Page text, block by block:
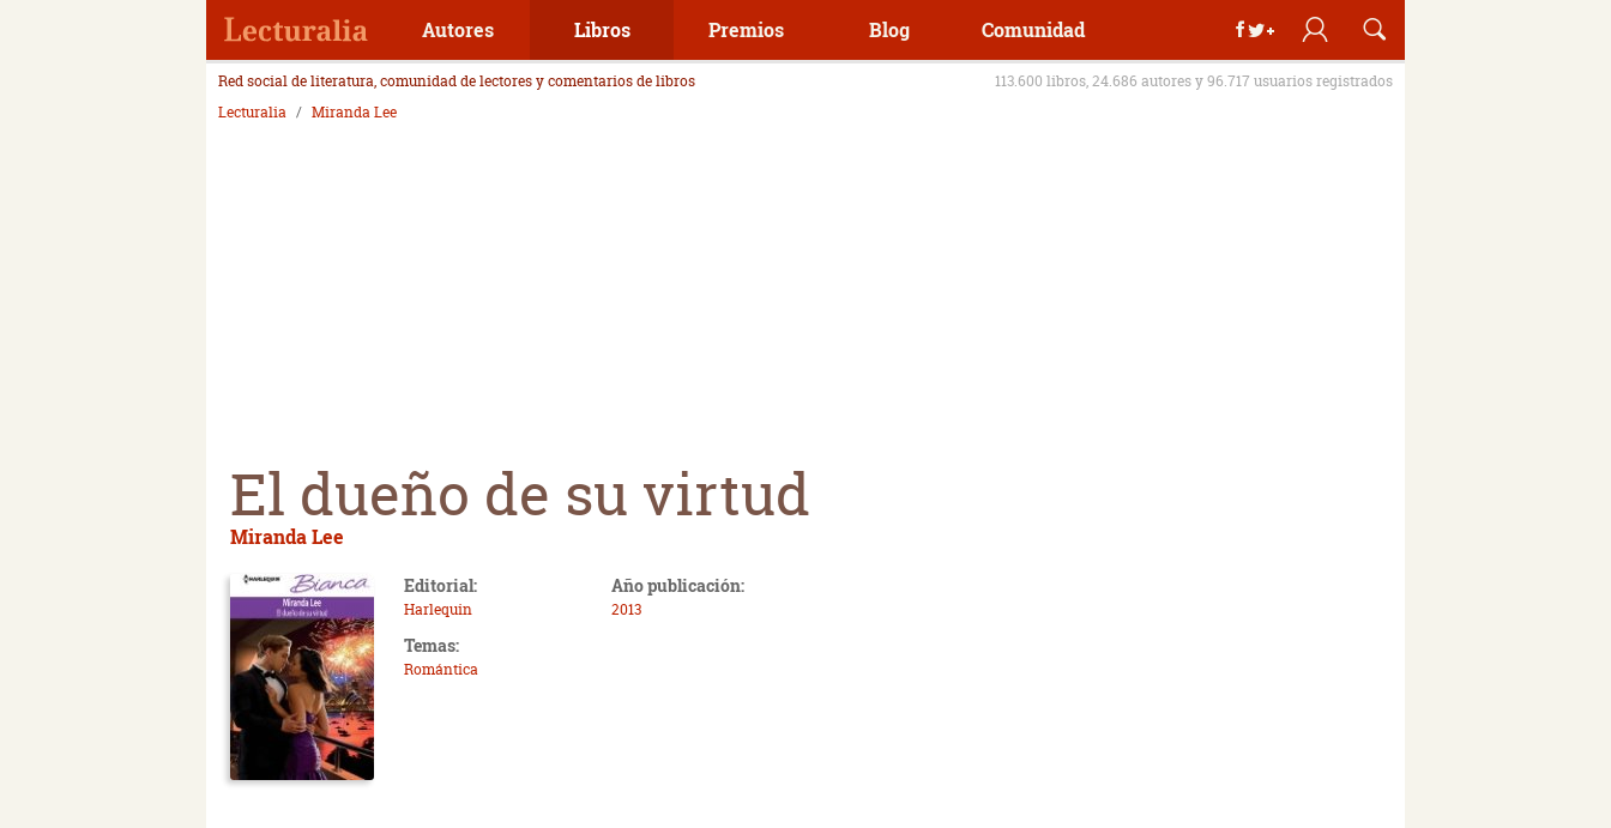
Autores Libros Premios Blog Comunidad
Red social de literatura, comunidad de lectores y comentarios de libros
113.600 libros, 24.686 autores y 96.717 usuarios registrados
Lecturalia
Miranda Lee
El dueño de su virtud
Miranda Lee
Editorial:
Harlequin
Año publicación:
2013
Temas:
Romántica